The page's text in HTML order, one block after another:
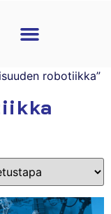
robotiikka”